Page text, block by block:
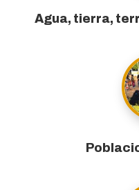
Agua, tierra,